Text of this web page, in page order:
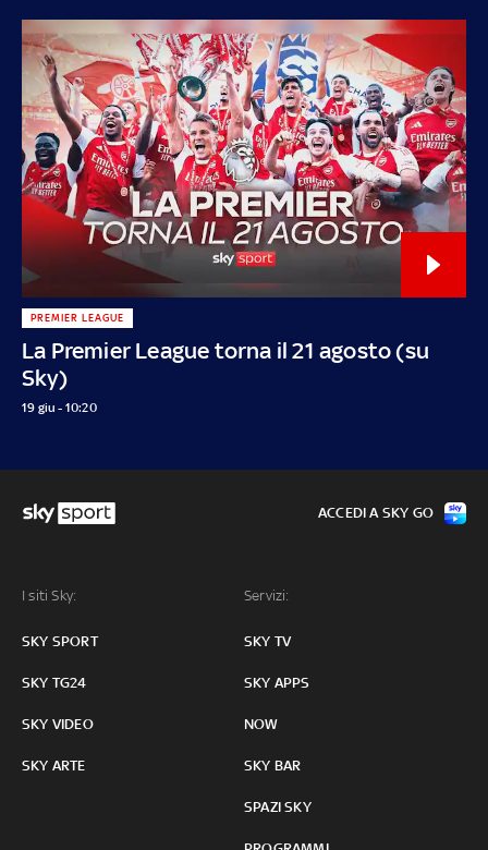
La Premier League torna il 21 agosto (su
Sky)
PREMIER LEAGUE
19 giu - 10:20
I siti Sky:
SKY SPORT
SKY TG24
SKY VIDEO
SKY ARTE
Servizi:
SKY TV
SKY APPS
NOW
SKY BAR
SPAZI SKY
ACCEDI A SKY GO